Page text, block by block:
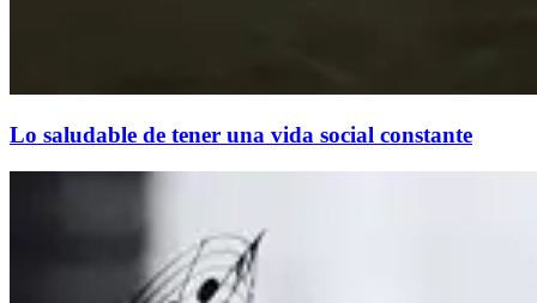
Lo saludable de tener una vida social constante